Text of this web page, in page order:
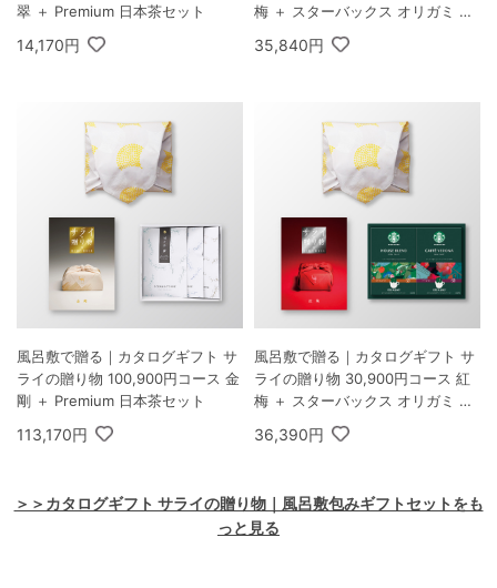
翠 ＋ Premium 日本茶セット
14,170円
梅 ＋ スターバックス オリガミ パ
ーソナルドリップ コーヒーギフト
A
35,840円
風呂敷で贈る｜カタログギフト サ
ライの贈り物 100,900円コース 金
剛 ＋ Premium 日本茶セット
113,170円
風呂敷で贈る｜カタログギフト サ
ライの贈り物 30,900円コース 紅
梅 ＋ スターバックス オリガミ パ
ーソナルドリップ コーヒーギフト
B
36,390円
＞＞カタログギフト サライの贈り物｜風呂敷包みギフトセットをも
っと見る